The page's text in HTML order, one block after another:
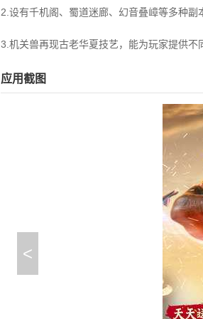
2.设有千机阁、蜀道迷廊、幻音叠嶂等多种副
3.机关兽再现古老华夏技艺，能为玩家提供不
应用截图
<